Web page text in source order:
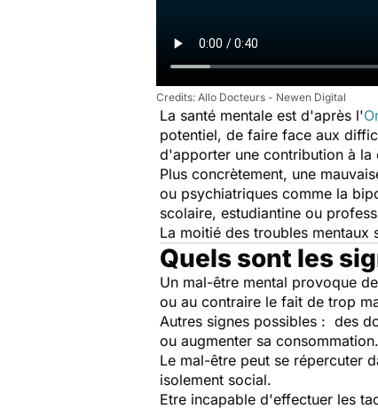
Allo Docteurs - Newen Digital
La santé mentale est d'après l'
potentiel, de faire face aux
d'apporter une contribution à la
Plus concrètement, une
ou psychiatriques comme la
scolaire, estudiantine ou
La moitié des troubles mentaux
Quels sont les
Un mal-être mental provoque
ou au contraire le fait de trop
Autres signes possibles : des
ou augmenter sa
Le mal-être peut se répercuter
isolement social.
Etre incapable d'effectuer les